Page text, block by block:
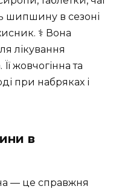
шипшину в сезоні
‍⚕️ Вона
лікування
жовчогінна та
при набряках і
в
— це справжня